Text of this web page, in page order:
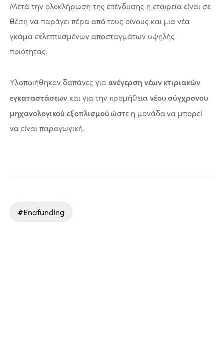
Μετά την ολοκλήρωση της επένδυσης η εταιρεία είναι σε
θέση να παράγει πέρα από τους οίνους και μια νέα
γκάμα εκλεπτυσμένων αποσταγμάτων υψηλής
ποιότητας.
Υλοποιήθηκαν δαπάνες γιαανέγερση νέων κτιριακών
εγκαταστάσεων και για την προμήθειανέου σύγχρονου
μηχανολογικού εξοπλισμού ώστε η μονάδα να μπορεί
να είναι παραγωγική.
#enafunding